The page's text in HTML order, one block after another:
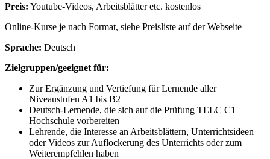
Preis: Youtube-Videos, Arbeitsblätter etc. kostenlos
Online-Kurse je nach Format, siehe Preisliste auf der Webseite
Sprache: Deutsch
Zielgruppen/geeignet für:
Zur Ergänzung und Vertiefung für Lernende aller
Niveaustufen A1 bis B2
Deutsch-Lernende, die sich auf die Prüfung TELC C1
Hochschule vorbereiten
Lehrende, die Interesse an Arbeitsblättern, Unterrichtsideen
oder Videos zur Auflockerung des Unterrichts oder zum
Weiterempfehlen haben